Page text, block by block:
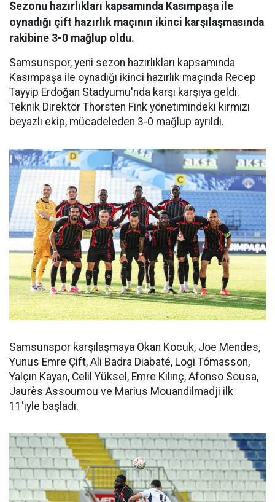
Sezonu hazırlıkları kapsamında Kasımpaşa ile
oynadığı çift hazırlık maçının ikinci karşılaşmasında
rakibine 3-0 mağlup oldu.
Samsunspor, yeni sezon hazırlıkları kapsamında
Kasımpaşa ile oynadığı ikinci hazırlık maçında Recep
Tayyip Erdoğan Stadyumu'nda karşı karşıya geldi.
Teknik Direktör Thorsten Fink yönetimindeki kırmızı
beyazlı ekip, mücadeleden 3-0 mağlup ayrıldı.
Samsunspor karşılaşmaya Okan Kocuk, Joe Mendes,
Yunus Emre Çift, Ali Badra Diabaté, Logi Tómasson,
Yalçın Kayan, Celil Yüksel, Emre Kılınç, Afonso Sousa,
Jaurès Assoumou ve Marius Mouandilmadji ilk
11'iyle başladı.